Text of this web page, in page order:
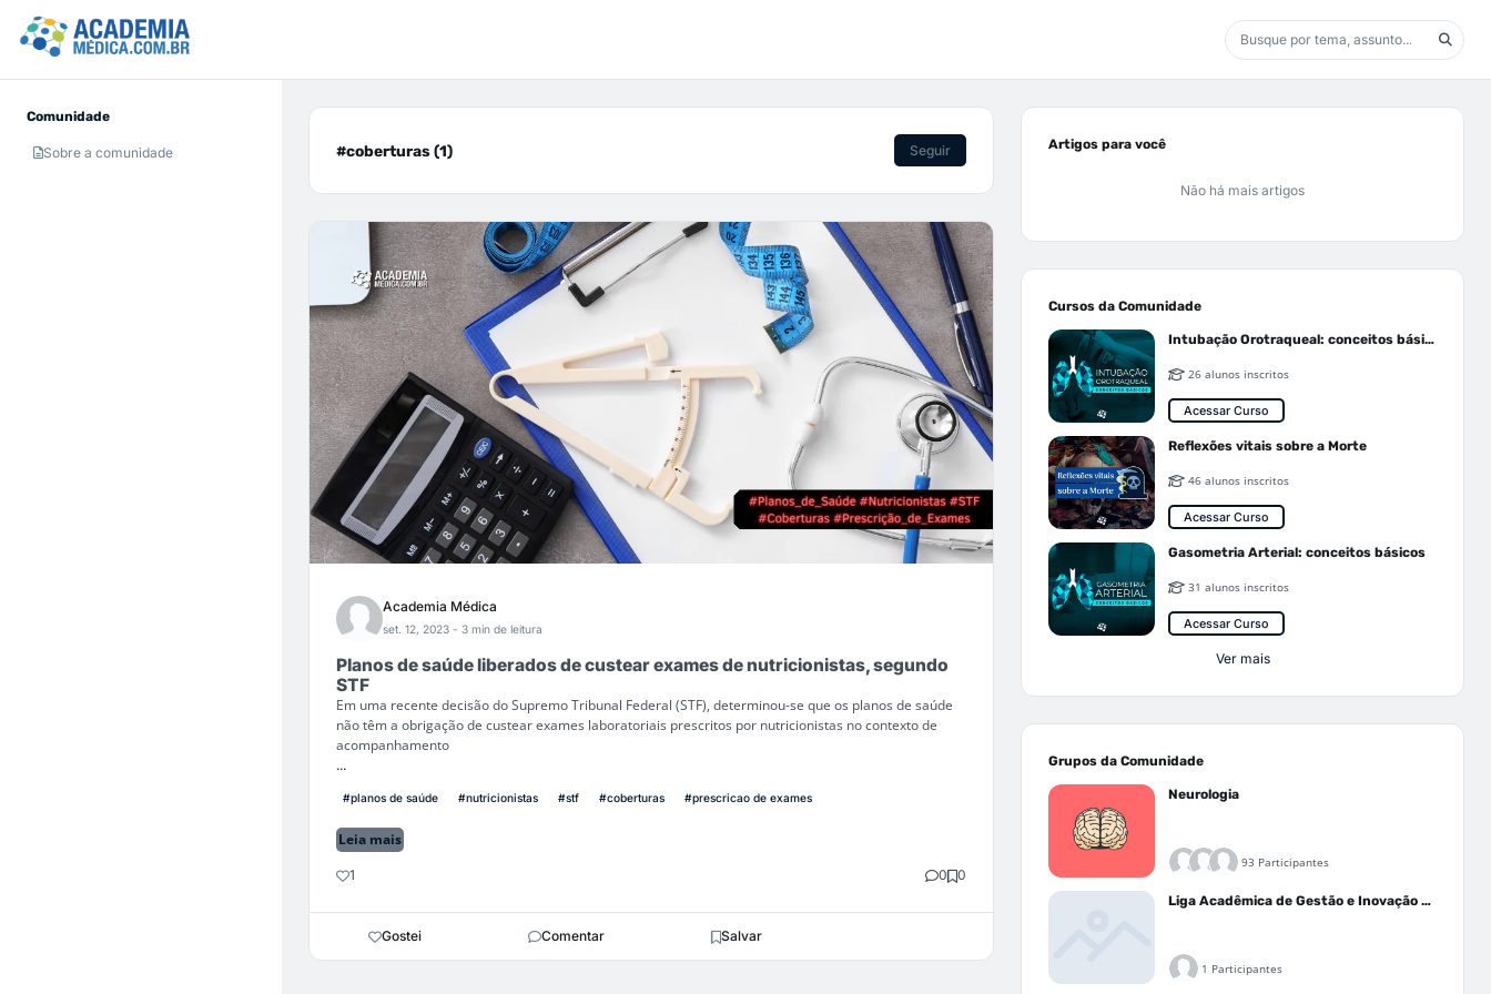
Comunidade
Sobre a comunidade #coberturas (1) Seguir
Academia Médica
set. 12, 2023 - 3 min de leitura
Planos de saúde liberados de custear exames de nutricionistas, segundo
STF
Em uma recente decisão do Supremo Tribunal Federal (STF), determinou-se que os planos de saúde
não têm a obrigação de custear exames laboratoriais prescritos por nutricionistas no contexto de
acompanhamento
...
#planos de saúde #nutricionistas #stf #coberturas #prescricao de exames
Leia mais
1 0 0
Gostei Comentar Salvar
Artigos para você
Não há mais artigos
Cursos da Comunidade
Intubação Orotraqueal: conceitos básicos
26 alunos inscritos
Acessar Curso
Reflexões vitais sobre a Morte
46 alunos inscritos
Acessar Curso
Gasometria Arterial: conceitos básicos
31 alunos inscritos
Acessar Curso
Ver mais
Grupos da Comunidade
Neurologia
93 Participantes
Liga Acadêmica de Gestão e Inovação Médica - LAGIM
1 Participantes